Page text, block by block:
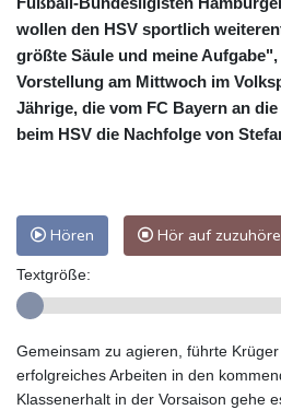
wollen den HSV sportlich
größte Säule und meine
Vorstellung am Mittwoch im
Jährige, die vom FC Bayern an
beim HSV die Nachfolge von
Hören Hör auf
Textgröße:
Gemeinsam zu agieren, führte
erfolgreiches Arbeiten in den
Klassenerhalt in der Vorsaison gehe